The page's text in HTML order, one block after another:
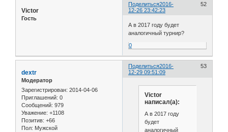
Поделиться 52
2016-
12-26 23:42:23
Victor
Гость
А в 2017 году будет
аналогичный турнир?
0
Поделиться 53
2016-
12-29 09:51:09
dextr
Модератор
Зарегистрирован: 2014-04-06
Приглашений: 0
Сообщений: 979
Уважение: +1108
Позитив: +66
Пол: Мужской
Victor
написал(а):
А в 2017 году
будет
аналогичный